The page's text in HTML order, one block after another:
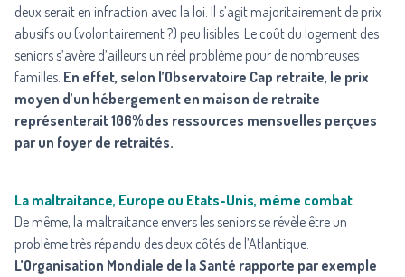
deux serait en infraction avec la loi. Il s’agit majoritairement de prix
abusifs ou (volontairement ?) peu lisibles. Le coût du logement des
seniors s’avère d’ailleurs un réel problème pour de nombreuses
familles. En effet, selon l’Observatoire Cap retraite, le prix
moyen d’un hébergement en maison de retraite
représenterait 106% des ressources mensuelles perçues
par un foyer de retraités.
La maltraitance, Europe ou Etats-Unis, même combat
De même, la maltraitance envers les seniors se révèle être un
problème très répandu des deux côtés de l’Atlantique.
L’Organisation Mondiale de la Santé rapporte par exemple